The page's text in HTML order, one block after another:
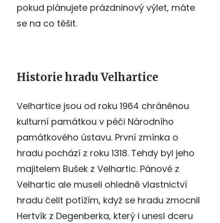
pokud plánujete prázdninový výlet, máte
se na co těšit.
Historie hradu Velhartice
Velhartice jsou od roku 1964 chráněnou
kulturní památkou v péči Národního
památkového ústavu. První zmínka o
hradu pochází z roku 1318. Tehdy byl jeho
majitelem Bušek z Velhartic. Pánové z
Velhartic ale museli ohledně vlastnictví
hradu čelit potížím, když se hradu zmocnil
Hertvík z Degenberka, který i unesl dceru